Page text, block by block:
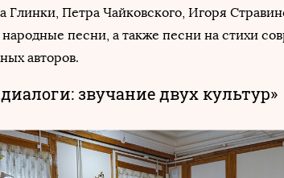
Глинки, Петра Чайковского, Игоря
песни, а также песни на стихи
авторов.
звучание двух культур»